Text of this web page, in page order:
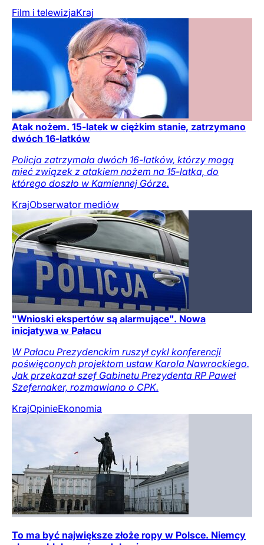
Film i telewizjaKraj
Atak nożem. 15-latek w ciężkim stanie, zatrzymano
dwóch 16-latków
Policja zatrzymała dwóch 16-latków, którzy mogą
mieć związek z atakiem nożem na 15-latka, do
którego doszło w Kamiennej Górze.
KrajObserwator mediów
"Wnioski ekspertów są alarmujące". Nowa
inicjatywa w Pałacu
W Pałacu Prezydenckim ruszył cykl konferencji
poświęconych projektom ustaw Karola Nawrockiego.
Jak przekazał szef Gabinetu Prezydenta RP Paweł
Szefernaker, rozmawiano o CPK.
KrajOpinieEkonomia
To ma być największe złoże ropy w Polsce. Niemcy